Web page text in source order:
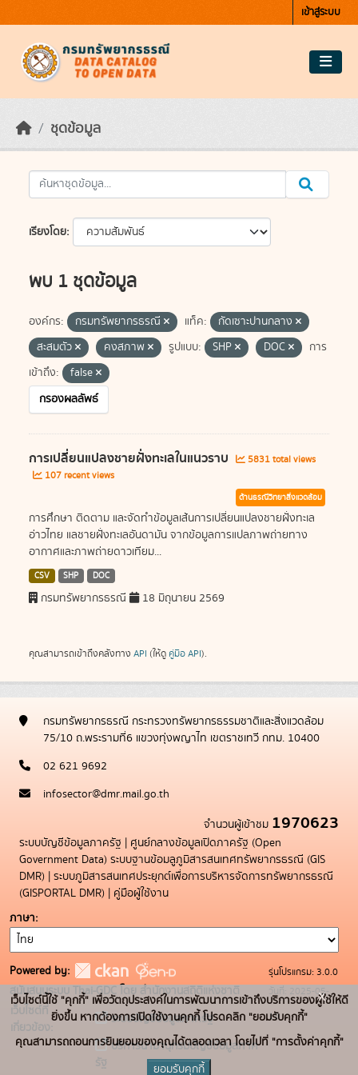
เข้าสู่ระบบ
ชุดข้อมูล
เรียงโดย
พบ 1 ชุดข้อมูล
องค์กร: กรมทรัพยากรธรณี แท็ค:
กัดเซาะปานกลาง
สะสมตัว
คงสภาพ รูปแบบ: SHP DOC
การ
เข้าถึง:
false
กรองผลลัพธ์
การเปลี่ยนแปลงชายฝั่งทะเลในแนวราบ
5831 total views
107 recent views
ด้านธรณีวิทยาสิ่งแวดล้อม
การศึกษา ติดตาม และจัดทำข้อมูลเส้นการเปลี่ยนแปลงชายฝั่งทะเล
อ่าวไทย แลชายฝั่งทะเลอันดามัน จากข้อมูลการแปลภาพถ่ายทาง
อากาศและภาพถ่ายดาวเทียม...
CSV SHP DOC
กรมทรัพยากรธรณี 18 มิถุนายน 2569
คุณสามารถเข้าถึงคลังทาง API (ให้ดู คู่มือ API).
กรมทรัพยากรธรณี กระทรวงทรัพยากรธรรมชาติและสิ่งแวดล้อม
75/10 ถ.พระรามที่6 แขวงทุ่งพญาไท เขตราชเทวี กทม. 10400
02 621 9692
infosector@dmr.mail.go.th
จำนวนผู้เข้าชม 1970623
ระบบบัญชีข้อมูลภาครัฐ | ศูนย์กลางข้อมูลเปิดภาครัฐ (Open
Government Data) ระบบฐานข้อมลูภูมิสารสนเทศทรัพยากรธรณี (GIS
DMR) | ระบบภูมิสารสนเทศประยุกต์เพื่อการบริหารจัดการทรัพยากรธรณี
(GISPORTAL DMR) | คู่มือผู้ใช้งาน
ภาษา
Powered by:
สนับสนุนระบบ Thai-GDC โดย สำนักงานสถิติแห่งชาติ
เว็บไซต์ที่
เกี่ยวข้อง:
ระบบบัญชีข้อมูลภาครัฐ
บริการนามานุกรมบัญชีข้อมูลภาค
รัฐ
รุ่นโปรแกรม: 3.0.0
วันที่: 2025-05-
19
เว็บไซต์นี้ใช้ "คุกกี้" เพื่อวัตถุประสงค์ในการพัฒนาการเข้าถึงบริการของผู้ใช้ให้ดี
ยิ่งขึ้น หากต้องการเปิดใช้งานคุกกี้ โปรดคลิก "ยอมรับคุกกี้"
คุณสามารถถอนการยินยอมของคุณได้ตลอดเวลา โดยไปที่ "การตั้งค่าคุกกี้"
ยอมรับคุกกี้
x